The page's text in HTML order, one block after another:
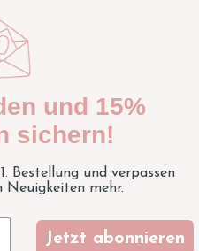
und 15%
sichern!
Bestellung und verpassen
Neuigkeiten mehr.
Jetzt abonnieren